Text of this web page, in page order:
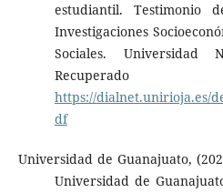
estudiantil. Testimonio
Investigaciones
Sociales. Universidad
https://dialnet.unirioja.es/
df
Universidad de Guanajuato,
Universidad de